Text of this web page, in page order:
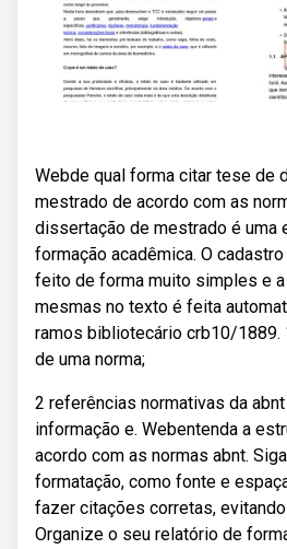
Webde qual forma citar tese de
mestrado de acordo com as
dissertação de mestrado é uma
formação acadêmica. O
feito de forma muito simples e
mesmas no texto é feita
ramos bibliotecário crb10/1889.
de uma norma;
2 referências normativas da
informação e. Webentenda a
acordo com as normas abnt.
formatação, como fonte e
fazer citações corretas,
Organize o seu relatório de